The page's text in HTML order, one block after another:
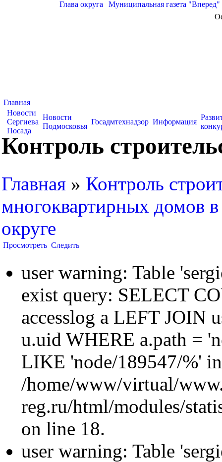
Глава округа Муниципальная газета "Вперед"
Главная
Новости
Сергиева
Посада
Новости
Подмосковья
Госадмтехнадзор Информация
Контроль
Главная » Контроль
многоквартирных домов
округе
Просмотреть Следить
user warning: Table
exist query: SELECT
accesslog a LEFT JOIN
u.uid WHERE a.path =
LIKE 'node/189547/%' in
/home/www/virtual/
reg.ru/html/modules/
on line 18.
user warning: Table